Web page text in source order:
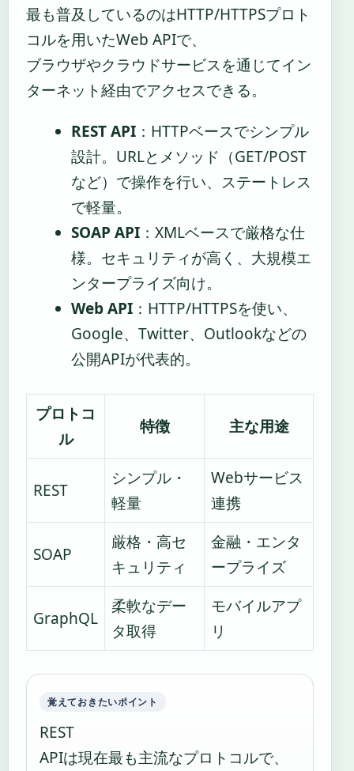
最も普及しているのはHTTP/HTTPSプロト
コルを用いたWeb APIで、
ブラウザやクラウドサービスを通じてイン
ターネット経由でアクセスできる。
REST API ：HTTPベースでシンプル
設計。URLとメソッド（GET/POST
など）で操作を行い、ステートレス
で軽量。
SOAP API ：XMLベースで厳格な仕
様。セキュリティが高く、大規模エ
ンタープライズ向け。
Web API ：HTTP/HTTPSを使い、
Google、Twitter、Outlookなどの
公開APIが代表的。
プロトコ
ル
特徴 主な用途
REST
シンプル・
軽量
Webサービス
連携
SOAP
厳格・高セ
キュリティ
金融・エンタ
ープライズ
GraphQL
柔軟なデー
タ取得
モバイルアプ
リ
覚えておきたいポイント
REST
APIは現在最も主流なプロトコルで、